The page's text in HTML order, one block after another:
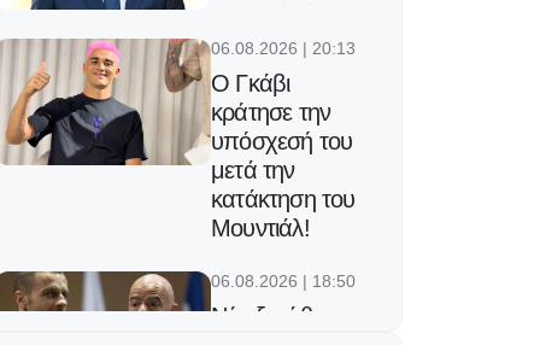
06.08.2026 | 20:13
Ο Γκάβι
κράτησε την
υπόσχεσή του
μετά την
κατάκτηση του
Μουντιάλ!
06.08.2026 | 18:50
Νέο ξεκάθαρο